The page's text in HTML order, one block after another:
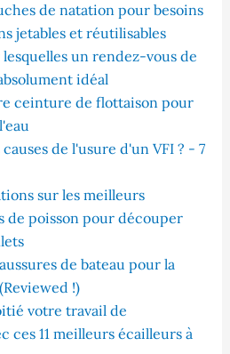
de natation pour besoins
jetables et réutilisables
un rendez-vous de
idéal
ceinture de flottaison pour
de l'usure d'un VFI ? - 7
sur les meilleurs
de poisson pour découper
de bateau pour la
!)
votre travail de
ces 11 meilleurs écailleurs à